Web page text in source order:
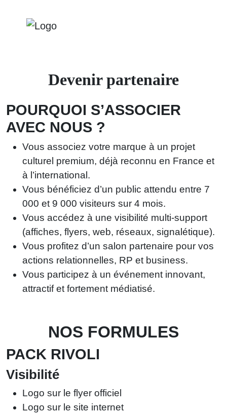
Devenir partenaire
POURQUOI S’ASSOCIER
AVEC NOUS ?
Vous associez votre marque à un projet
culturel premium, déjà reconnu en France et
à l’international.
Vous bénéficiez d’un public attendu entre 7
000 et 9 000 visiteurs sur 4 mois.
Vous accédez à une visibilité multi-support
(affiches, flyers, web, réseaux, signalétique).
Vous profitez d’un salon partenaire pour vos
actions relationnelles, RP et business.
Vous participez à un événement innovant,
attractif et fortement médiatisé.
NOS FORMULES
PACK RIVOLI
Visibilité
Logo sur le flyer officiel
Logo sur le site internet